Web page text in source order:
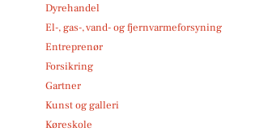
Dyrehandel
El-, gas-, vand- og fjernvarmeforsyning
Entreprenør
Forsikring
Gartner
Kunst og galleri
Køreskole